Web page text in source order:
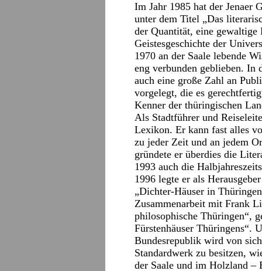
Im Jahr 1985 hat der Jenaer
unter dem Titel „Das
der Quantität, eine
Geistesgeschichte der
1970 an der Saale lebende
eng verbunden geblieben. In
auch eine große Zahl an
vorgelegt, die es
Kenner der thüringischen
Als Stadtführer und
Lexikon. Er kann fast alles
zu jeder Zeit und an jedem
gründete er überdies die
1993 auch die
1996 legte er als
„Dichter-Häuser in
Zusammenarbeit mit Frank
philosophische Thüringen“,
Fürstenhäuser Thüringens“.
Bundesrepublik wird von
Standardwerk zu besitzen,
der Saale und im Holzland